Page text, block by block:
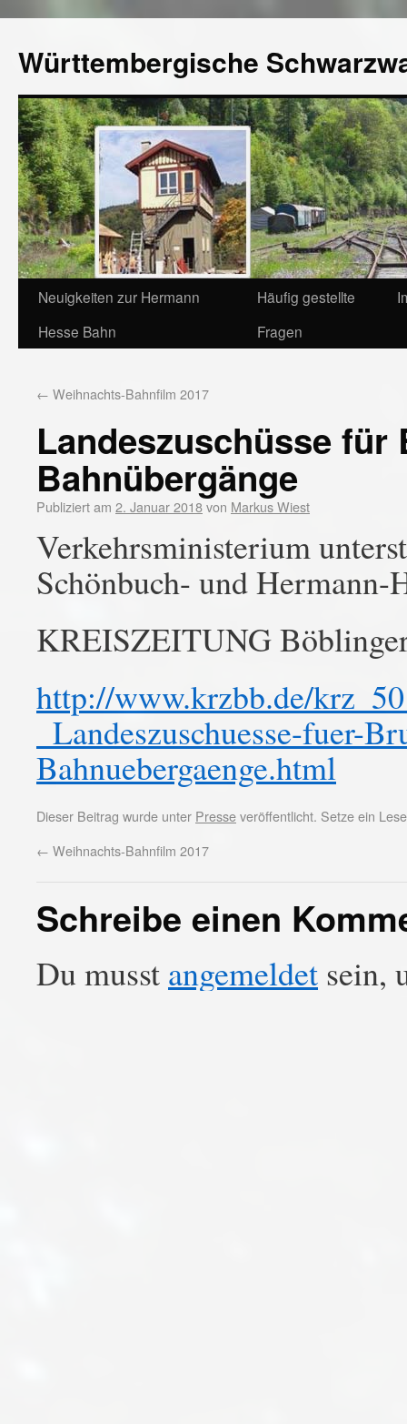
Württembergische
Neuigkeiten zur Hermann
Hesse Bahn
Häufig gestellte
Fragen
← Weihnachts-Bahnfilm 2017
Landeszuschüsse für
Bahnübergänge
Publiziert am 2. Januar 2018von Markus Wiest
Verkehrsministerium
Schönbuch- und Hermann-
KREISZEITUNG
http://www.krzbb.de/
_Landeszuschuesse-fuer-
Bahnuebergaenge.html
Dieser Beitrag wurde unter Presseveröffentlicht. Setze ein
← Weihnachts-Bahnfilm 2017
Schreibe einen
Du musst angemeldet sein,